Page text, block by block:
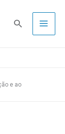
Pesquisa
e ao